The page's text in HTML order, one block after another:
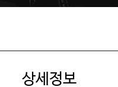
상세정보